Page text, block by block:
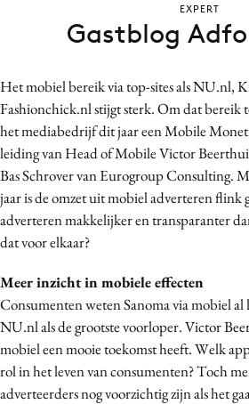
Campagnes
Contentmarketing
Craft
Customer Experience
Data & Insights
Design
Digital transformation
Effectiviteit
Gedragsverandering
Influencer marketing
Interne communicatie
Martech
Het mobiel bereik via top-sites als NU.nl,
Fashionchick.nl stijgt sterk. Om dat bereik
het mediabedrijf dit jaar een Mobile
leiding van Head of Mobile Victor
Bas Schrover van Eurogroup Consulting.
jaar is de omzet uit mobiel adverteren flink
adverteren makkelijker en transparanter
dat voor elkaar?
Meer inzicht in mobiele effecten
Consumenten weten Sanoma via mobiel
NU.nl als de grootste voorloper. Victor
mobiel een mooie toekomst heeft. Welk
rol in het leven van consumenten? Toch
adverteerders nog voorzichtig zijn als het
EXPERT
Gastblog